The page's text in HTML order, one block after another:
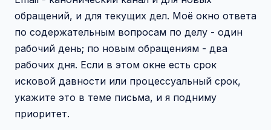
обращений, и для текущих дел. Моё окно ответа
по содержательным вопросам по делу - один
рабочий день; по новым обращениям - два
рабочих дня. Если в этом окне есть срок
исковой давности или процессуальный срок,
укажите это в теме письма, и я подниму
приоритет.